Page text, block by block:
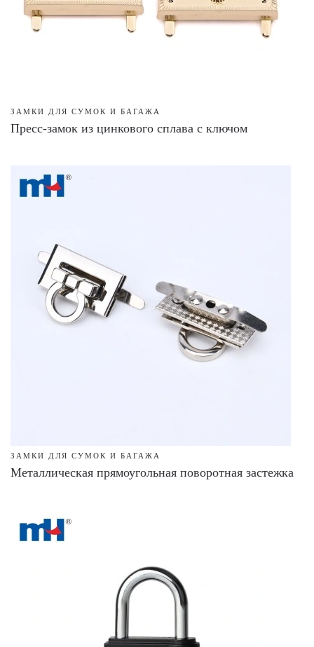
ЗАМКИ ДЛЯ СУМОК И БАГАЖА
Пресс-замок из цинкового сплава с ключом
ЗАМКИ ДЛЯ СУМОК И БАГАЖА
Металлическая прямоугольная поворотная застежка